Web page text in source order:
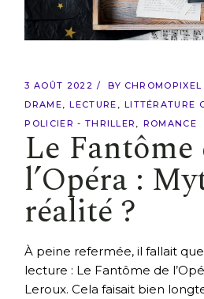
3 AOÛT 2022 BY CHROMOPIXEL
DRAME
LECTURE
LITTÉRATURE
POLICIER - THRILLER
ROMANCE
Le Fantôme
l’Opéra :
réalité ?
À peine refermée, il fallait
lecture : Le Fantôme de
Leroux. Cela faisait bien